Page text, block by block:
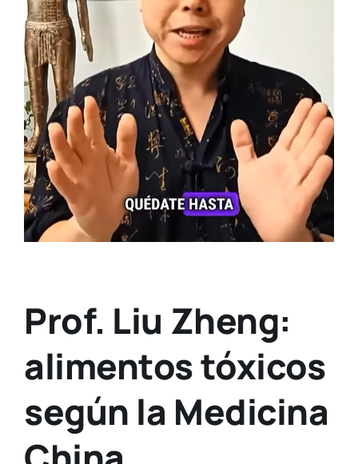
Prof. Liu Zheng:
alimentos tóxicos
según la Medicina